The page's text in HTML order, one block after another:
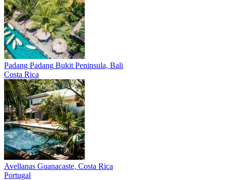
Padang Padang Bukit Peninsula, Bali
Costa Rica
Avellanas Guanacaste, Costa Rica
Portugal